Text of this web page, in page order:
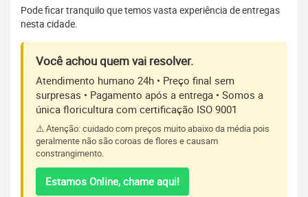
Pode ficar tranquilo que temos vasta experiência de entregas
nesta cidade.
Você achou quem vai resolver.
Atendimento humano 24h • Preço final sem
surpresas • Pagamento após a entrega • Somos a
única floricultura com certificação ISO 9001
⚠️ Atenção: cuidado com preços muito abaixo da média pois
geralmente não são coroas de flores e causam
constrangimento.
Estamos Online, chame aqui!